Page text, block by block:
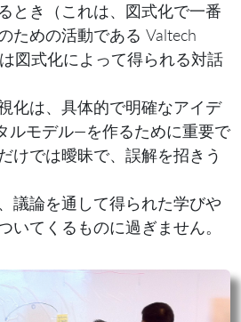
とき（これは、図式化で一番
ための活動である Valtech
図式化によって得られる対話
化は、具体的で明確なアイデ
ルモデル—を作るために重要で
けでは曖昧で、誤解を招きう
議論を通して得られた学びや
いてくるものに過ぎません。